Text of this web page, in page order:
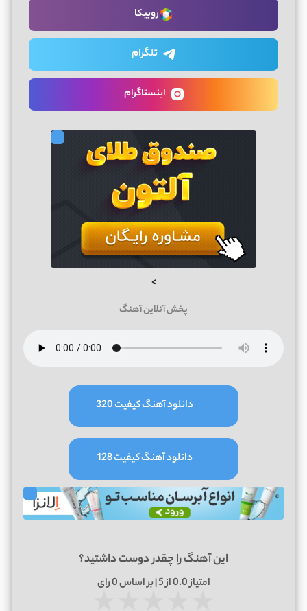
روبیکا
تلگرام
اینستاگرام
>
پخش آنلاین آهنگ
دانلود آهنگ کیفیت 320
دانلود آهنگ کیفیت 128
این آهنگ را چقدر دوست داشتید؟
امتیاز0.0از 5 | بر اساس 0رای